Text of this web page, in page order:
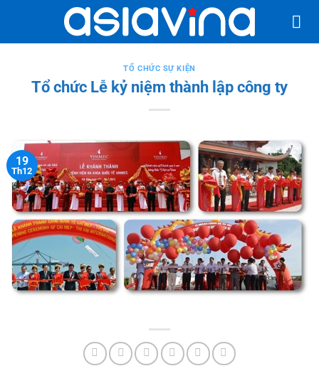
nội
TỔ CHỨC SỰ KIỆN
Tổ chức Lễ kỷ niệm thành lập công ty
19
Th12